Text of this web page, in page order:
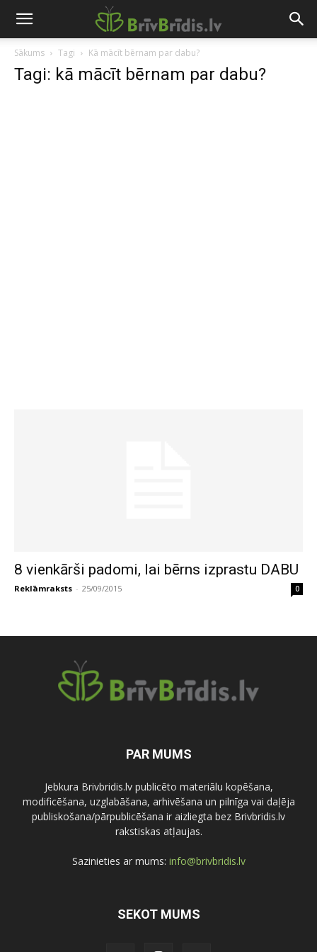
Sākums Tagi Kā mācīt bērnam par dabu?
Tagi: kā mācīt bērnam par dabu?
8 vienkārši padomi, lai bērns izprastu DABU
Reklāmraksts - 25/09/2015 0
PAR MUMS
Jebkura Brivbridis.lv publicēto materiālu kopēšana,
modificēšana, uzglabāšana, arhivēšana un pilnīga vai daļēja
publiskošana/pārpublicēšana ir aizliegta bez Brivbridis.lv
rakstiskas atļaujas.
Sazinieties ar mums: info@brivbridis.lv
SEKOT MUMS